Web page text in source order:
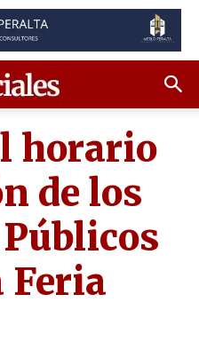
horario
de los
Feria